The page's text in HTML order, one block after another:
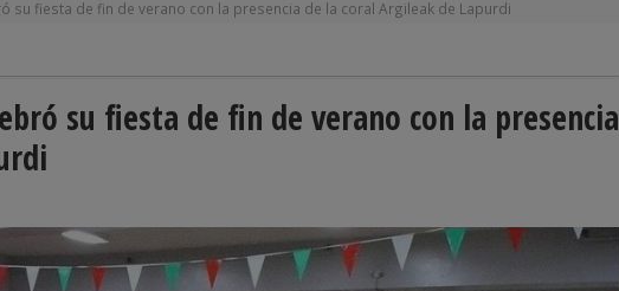
su fiesta de fin de verano con la presencia de la coral Argileak de Lapurdi
su fiesta de fin de verano con la presencia